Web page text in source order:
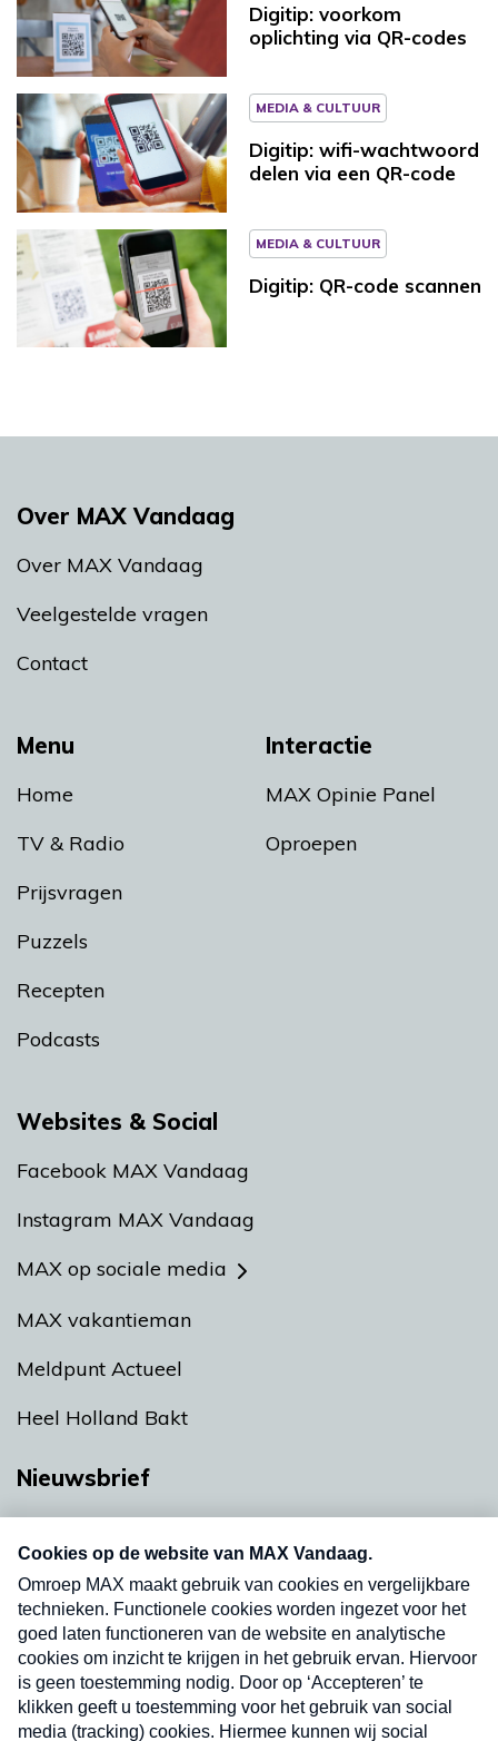
Digitip: voorkom
oplichting via QR-codes
MEDIA & CULTUUR
Digitip: wifi-wachtwoord
delen via een QR-code
MEDIA & CULTUUR
Digitip: QR-code scannen
Menu
Home
TV & Radio
Prijsvragen
Puzzels
Recepten
Podcasts
Interactie
MAX Opinie Panel
Oproepen
Over MAX Vandaag
Over MAX Vandaag
Veelgestelde vragen
Contact
Websites & Social
Facebook MAX Vandaag
Instagram MAX Vandaag
MAX op sociale media
MAX vakantieman
Meldpunt Actueel
Heel Holland Bakt
Nieuwsbrief
nieuwsbrief. Elke vrijdag- en dinsdagochtend in
uw mailbox.
Verzend